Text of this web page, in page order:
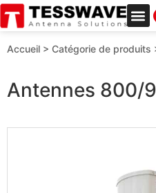
Accueil > Catégorie de produits
Antennes 800/